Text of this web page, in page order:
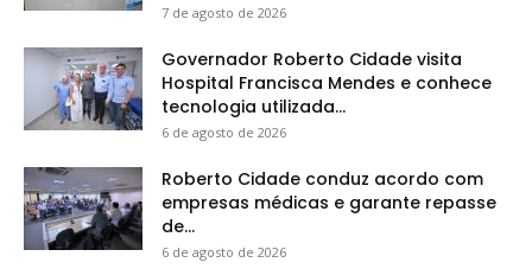
7 de agosto de 2026
Governador Roberto Cidade visita
Hospital Francisca Mendes e conhece
tecnologia utilizada...
6 de agosto de 2026
Roberto Cidade conduz acordo com
empresas médicas e garante repasse
de...
6 de agosto de 2026